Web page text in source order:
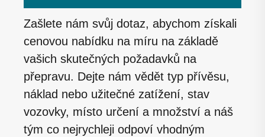
Zašlete nám svůj dotaz, abychom získali
cenovou nabídku na míru na základě
vašich skutečných požadavků na
přepravu. Dejte nám vědět typ přívěsu,
náklad nebo užitečné zatížení, stav
vozovky, místo určení a množství a náš
tým co nejrychleji odpoví vhodným